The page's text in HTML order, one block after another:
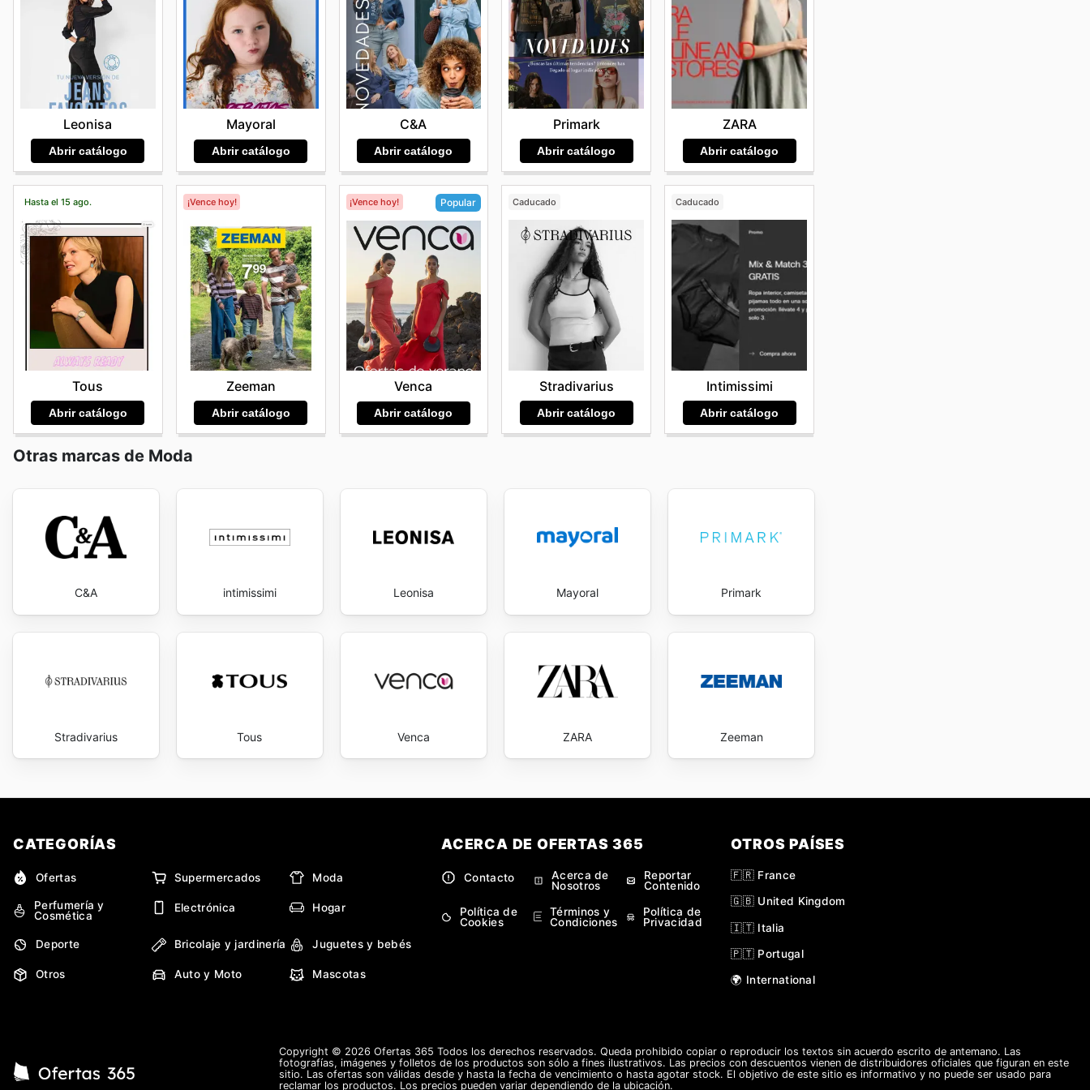
Leonisa
Abrir catálogo
Mayoral
Abrir catálogo
C&A
Abrir catálogo
Primark
Abrir catálogo
ZARA
Abrir catálogo
Hasta el 15 ago.
Tous
Abrir catálogo
¡Vence hoy!
Zeeman
Abrir catálogo
¡Vence hoy! Popular
Venca
Abrir catálogo
Caducado
Stradivarius
Abrir catálogo
Caducado
Intimissimi
Abrir catálogo
Otras marcas de Moda
C&A intimissimi Leonisa Mayoral Primark
Stradivarius Tous Venca ZARA Zeeman
CATEGORÍAS
Ofertas Supermercados Moda
Perfumería y
Cosmética
Electrónica Hogar
Deporte Bricolaje y jardinería Juguetes y bebés
Otros Auto y Moto Mascotas
ACERCA DE OFERTAS 365
Contacto
Acerca de
Nosotros
Reportar
Contenido
Política de
Cookies
Términos y
Condiciones
Política de
Privacidad
OTROS PAÍSES
🇫🇷 France
🇬🇧 United Kingdom
🇮🇹 Italia
🇵🇹 Portugal
🌍 International
Copyright © 2026 Ofertas 365 Todos los derechos reservados. Queda prohibido copiar o reproducir los textos sin acuerdo escrito de antemano. Las
fotografías, imágenes y folletos de los productos son sólo a fines ilustrativos. Las precios con descuentos vienen de distribuidores oficiales que figuran en este
sitio. Las ofertas son válidas desde y hasta la fecha de vencimiento o hasta agotar stock. El objetivo de este sitio es informativo y no puede ser usado para
reclamar los productos. Los precios pueden variar dependiendo de la ubicación.